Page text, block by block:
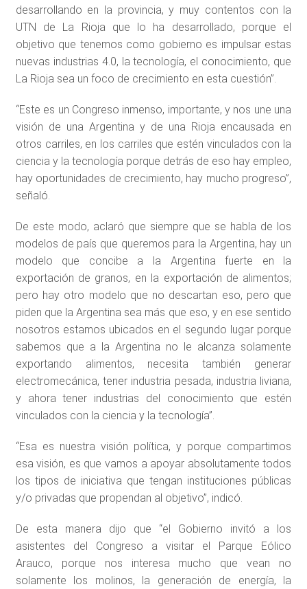
desarrollando en la provincia, y muy contentos con la
UTN de La Rioja que lo ha desarrollado, porque el
objetivo que tenemos como gobierno es impulsar estas
nuevas industrias 4.0, la tecnología, el conocimiento, que
La Rioja sea un foco de crecimiento en esta cuestión”.
“Este es un Congreso inmenso, importante, y nos une una
visión de una Argentina y de una Rioja encausada en
otros carriles, en los carriles que estén vinculados con la
ciencia y la tecnología porque detrás de eso hay empleo,
hay oportunidades de crecimiento, hay mucho progreso”,
señaló.
De este modo, aclaró que siempre que se habla de los
modelos de país que queremos para la Argentina, hay un
modelo que concibe a la Argentina fuerte en la
exportación de granos, en la exportación de alimentos;
pero hay otro modelo que no descartan eso, pero que
piden que la Argentina sea más que eso, y en ese sentido
nosotros estamos ubicados en el segundo lugar porque
sabemos que a la Argentina no le alcanza solamente
exportando alimentos, necesita también generar
electromecánica, tener industria pesada, industria liviana,
y ahora tener industrias del conocimiento que estén
vinculados con la ciencia y la tecnología”.
“Esa es nuestra visión política, y porque compartimos
esa visión, es que vamos a apoyar absolutamente todos
los tipos de iniciativa que tengan instituciones públicas
y/o privadas que propendan al objetivo”, indicó.
De esta manera dijo que “el Gobierno invitó a los
asistentes del Congreso a visitar el Parque Eólico
Arauco, porque nos interesa mucho que vean no
solamente los molinos, la generación de energía, la